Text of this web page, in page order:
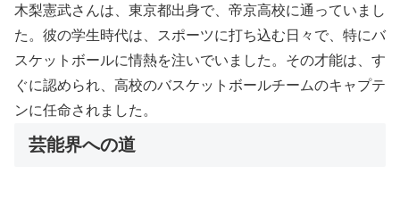
木梨憲武さんは、東京都出身で、帝京高校に通っていまし
た。彼の学生時代は、スポーツに打ち込む日々で、特にバ
スケットボールに情熱を注いでいました。その才能は、す
ぐに認められ、高校のバスケットボールチームのキャプテ
ンに任命されました。
芸能界への道